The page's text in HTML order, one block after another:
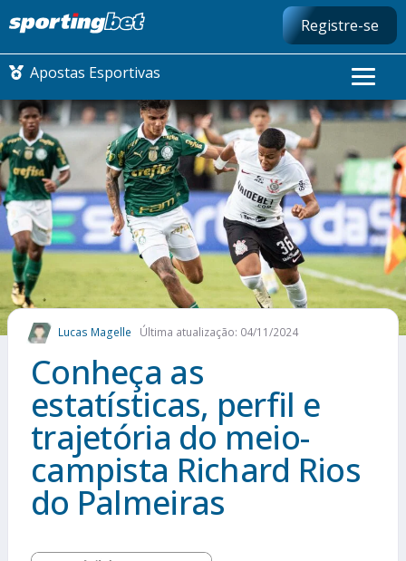
Registre-se
Apostas Esportivas
CONMEBOL LIBERTADORES
FUTEBOL NACIONAL
FUTEBOL INTERNACIONAL
COMO APOSTAR
MAIS ESPORTES
Lucas Magelle Última atualização: 04/11/2024
Conheça as
estatísticas, perfil e
trajetória do meio-
campista Richard Rios
do Palmeiras